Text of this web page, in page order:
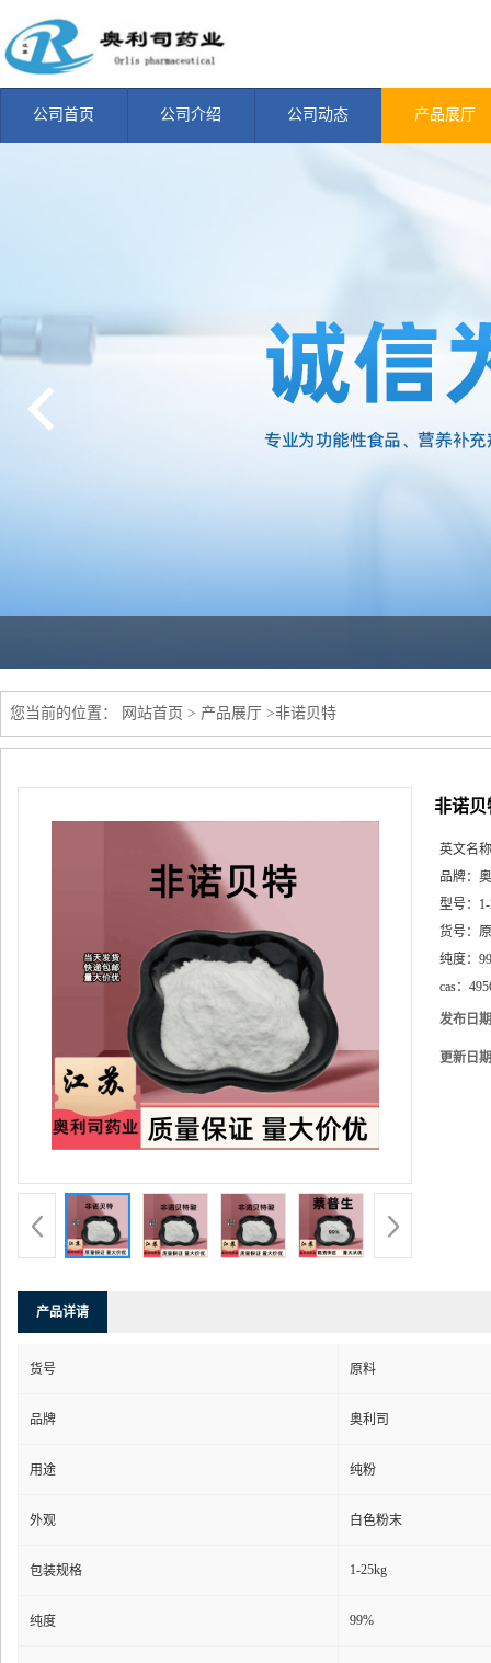
公司首页 公司介绍 公司动态 产品展厅
您当前的位置： 网站首页 > 产品展厅 >非诺贝特
非诺贝
英文名
品牌：
型号：
货号：
纯度： 99
cas：
发布日
更新日
产品详请
货号 原料
品牌 奥利司
用途 纯粉
外观 白色粉末
包装规格 1-25kg
纯度 99%